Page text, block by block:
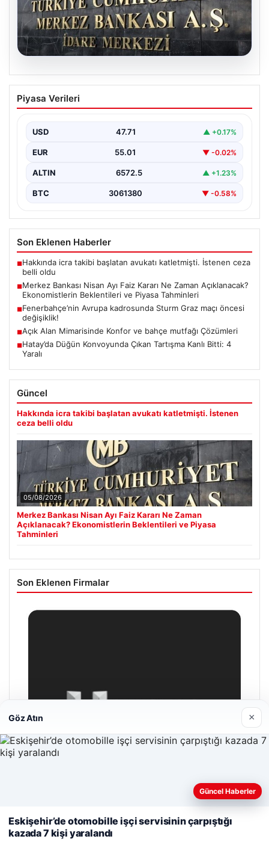
05.08.2026
Merkez Bankası Nisan Ayı Faiz Kararı Ne
Zaman Açıklanacak? Ekonomistlerin
Türkiye Cumhuriyet Merkez Bankası (TCMB) Para
üzere…
Piyasa Verileri
USD 47.71 ▲ +0.17%
EUR 55.01 ▼ -0.02%
ALTIN 6572.5 ▲ +1.23%
BTC 3061380 ▼ -0.58%
Son Eklenen Haberler
■Hakkında icra takibi başlatan avukatı katletmişti. İstenen ceza
belli oldu
■Merkez Bankası Nisan Ayı Faiz Kararı Ne Zaman Açıklanacak?
Ekonomistlerin Beklentileri ve Piyasa Tahminleri
■Fenerbahçe’nin Avrupa kadrosunda Sturm Graz maçı öncesi
değişiklik!
■Açık Alan Mimarisinde Konfor ve bahçe mutfağı Çözümleri
■Hatay’da Düğün Konvoyunda Çıkan Tartışma Kanlı Bitti: 4
Yaralı
Güncel
Hakkında icra takibi başlatan avukatı katletmişti. İstenen
ceza belli oldu
05/08/2026
Merkez Bankası Nisan Ayı Faiz Kararı Ne Zaman
Açıklanacak? Ekonomistlerin Beklentileri ve Piyasa
Tahminleri
Son Eklenen Firmalar
Web sitemizi nasıl kullandığınızı daha iyi anlayabilmek,
kullanıyoruz.
Çerez Politikamız
Reddet Kabul Et
Göz Atın ×
Güncel Haberler
Eskişehir’de otomobille işçi servisinin çarpıştığı
kazada 7 kişi yaralandı